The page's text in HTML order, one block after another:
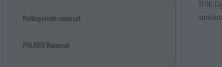
Polkupyörän varaosat
POLARIS Varaosat
STIHL